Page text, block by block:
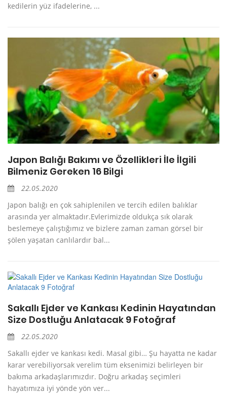
kedilerin yüz ifadelerine, ...
Japon Balığı Bakımı ve Özellikleri İle İlgili
Bilmeniz Gereken 16 Bilgi
22.05.2020
Japon balığı en çok sahiplenilen ve tercih edilen balıklar
arasında yer almaktadır.Evlerimizde oldukça sık olarak
beslemeye çalıştığımız ve bizlere zaman zaman görsel bir
şölen yaşatan canlılardır bal...
Sakallı Ejder ve Kankası Kedinin Hayatından
Size Dostluğu Anlatacak 9 Fotoğraf
22.05.2020
Sakallı ejder ve kankası kedi. Masal gibi… Şu hayatta ne kadar
karar verebiliyorsak verelim tüm eksenimizi belirleyen bir
bakıma arkadaşlarımızdır. Doğru arkadaş seçimleri
hayatımıza iyi yönde yön ver...